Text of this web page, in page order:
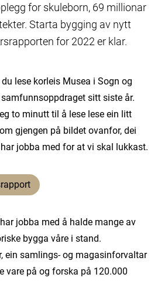
for skuleborn, 69 millionar
Starta bygging av nytt
for 2022 er klar.
lese korleis Musea i Sogn og
sitt siste år.
to minutt til å lese lese ein litt
gjengen på bildet ovanfor, dei
jobba med for at vi skal lukkast.
jobba med å halde mange av
bygga våre i stand.
ein samlings- og magasinforvaltar
vare på og forska på 120.000